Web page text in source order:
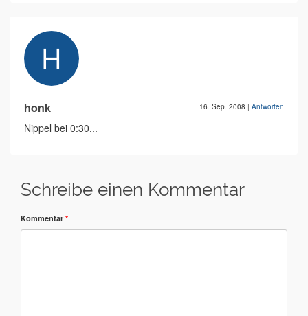
honk 16. Sep. 2008 | Antworten
Nippel bei 0:30...
Schreibe einen Kommentar
Kommentar *